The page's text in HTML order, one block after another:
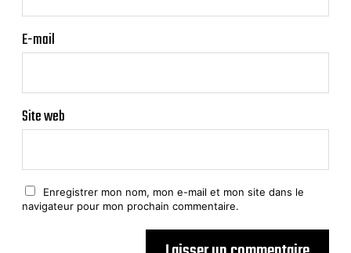
E-mail
Site web
Enregistrer mon nom, mon e-mail et mon site dans le
navigateur pour mon prochain commentaire.